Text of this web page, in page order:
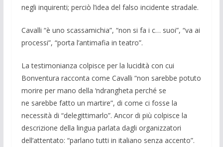
negli inquirenti; perciò l’idea del falso incidente stradale.
Cavalli “è uno scassamichia”, “non si fa i c… suoi”, “va ai
processi”, “porta l’antimafia in teatro”.
La testimonianza colpisce per la lucidità con cui
Bonventura racconta come Cavalli “non sarebbe potuto
morire per mano della ‘ndrangheta perché se
ne sarebbe fatto un martire”, di come ci fosse la
necessità di “delegittimarlo”. Ancor di più colpisce la
descrizione della lingua parlata dagli organizzatori
dell’attentato: “parlano tutti in italiano senza accento”.